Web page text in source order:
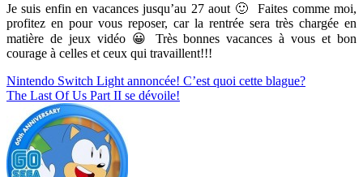
Je suis enfin en vacances jusqu’au 27 aout 🙂 Faites comme moi,
profitez en pour vous reposer, car la rentrée sera très chargée en
matière de jeux vidéo 😀 Très bonnes vacances à vous et bon
courage à celles et ceux qui travaillent!!!
Navigation
de
l’article
Nintendo Switch Light annoncée! C’est quoi cette blague?
The Last Of Us Part II se dévoile!